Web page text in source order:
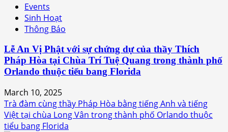
Events
Sinh Hoạt
Thông Báo
Lễ An Vị Phật với sự chứng dự của thầy Thích
Pháp Hòa tại Chùa Trí Tuệ Quang trong thành phố
Orlando thuộc tiểu bang Florida
March 10, 2025
Trà đàm cùng thầy Pháp Hòa bằng tiếng Anh và tiếng
Việt tại chùa Long Vân trong thành phố Orlando thuộc
tiểu bang Florida